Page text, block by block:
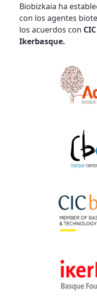
Biobizkaia ha
con los agentes
los acuerdos con
Ikerbasque.